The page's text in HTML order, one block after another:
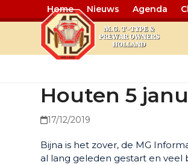
Home Nieuws Agenda
Houten 5
17/12/2019
Bijna is het zover, de MG
al lang geleden gestart en